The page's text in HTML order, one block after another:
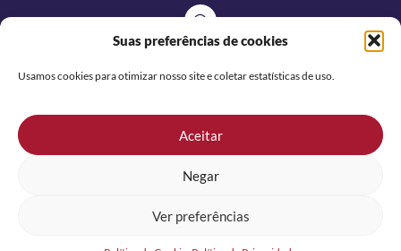
Suas preferências de cookies
Usamos cookies para otimizar nosso site e coletar estatísticas de uso.
Aceitar
Negar
Ver preferências
NOSSA SERVICO TEMPORÁRIO E GESTAO DE PESSOAS LTDA |
Desenvolvido por: